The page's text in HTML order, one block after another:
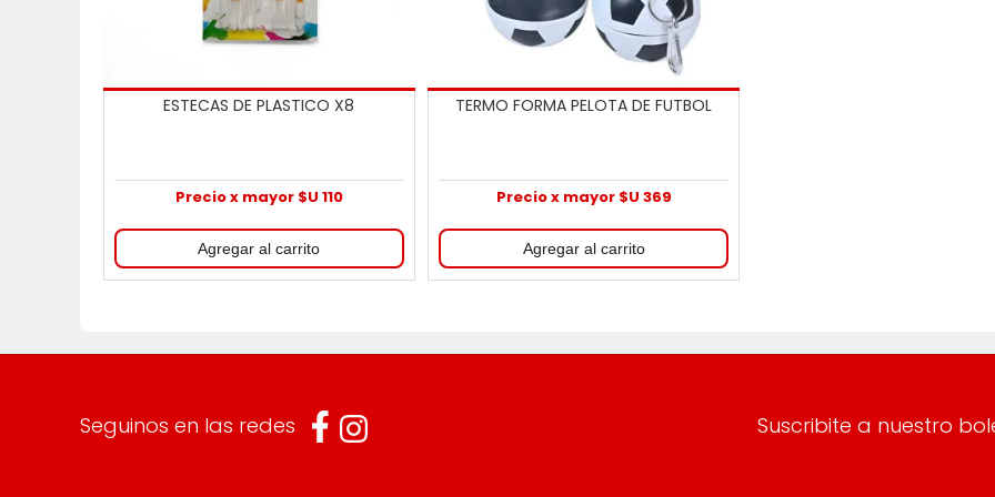
ESTECAS DE PLASTICO X8
Precio x mayor $U 110
TERMO FORMA PELOTA DE FUTBOL
Precio x mayor $U 369
Seguinos en las redes Suscribite a nuestro